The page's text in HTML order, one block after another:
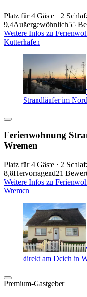
Platz für 4 Gäste · 2
9,4Außergewöhnlich55
Weitere Infos zu
Kutterhafen
Strandläufer im
Ferienwohnung
Wremen
Platz für 4 Gäste · 2
8,8Hervorragend21
Weitere Infos zu
Wremen
direkt am Deich in
Premium-Gastgeber